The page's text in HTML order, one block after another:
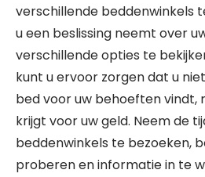
verschillende beddenwinkels
u een beslissing neemt over
verschillende opties te
kunt u ervoor zorgen dat u
bed voor uw behoeften vindt,
krijgt voor uw geld. Neem de
beddenwinkels te bezoeken,
proberen en informatie in te